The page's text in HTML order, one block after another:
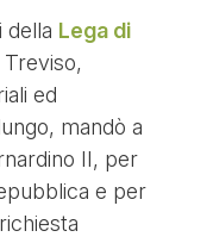
della Lega di
ed
mandò a
II, per
e per